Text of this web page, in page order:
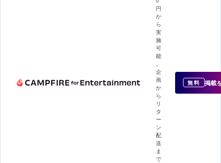
円
か
ら
実
施
可
能
企
画
か
ら
リ
タ
ー
ン
配
送
ま
で
無料 掲載